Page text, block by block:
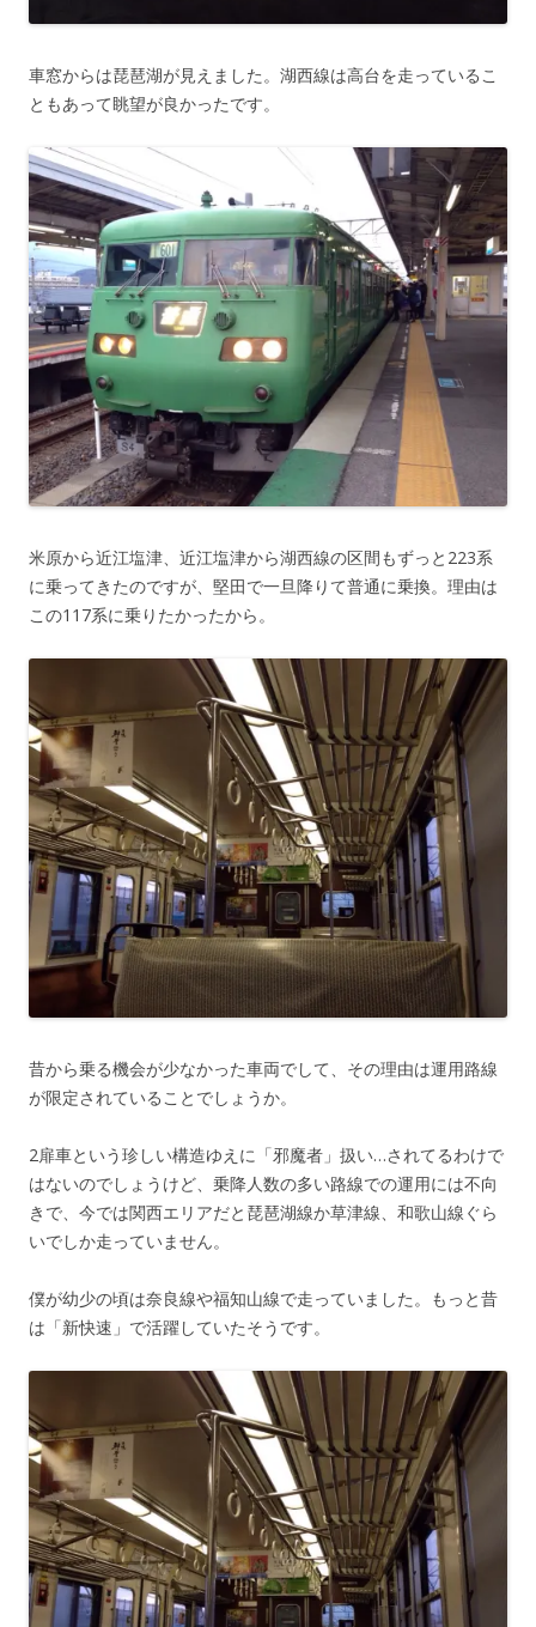
車窓からは琵琶湖が見えました。湖西線は高台を走っているこ
ともあって眺望が良かったです。
米原から近江塩津、近江塩津から湖西線の区間もずっと223系
に乗ってきたのですが、堅田で一旦降りて普通に乗換。理由は
この117系に乗りたかったから。
昔から乗る機会が少なかった車両でして、その理由は運用路線
が限定されていることでしょうか。
2扉車という珍しい構造ゆえに「邪魔者」扱い…されてるわけで
はないのでしょうけど、乗降人数の多い路線での運用には不向
きで、今では関西エリアだと琵琶湖線か草津線、和歌山線ぐら
いでしか走っていません。
僕が幼少の頃は奈良線や福知山線で走っていました。もっと昔
は「新快速」で活躍していたそうです。